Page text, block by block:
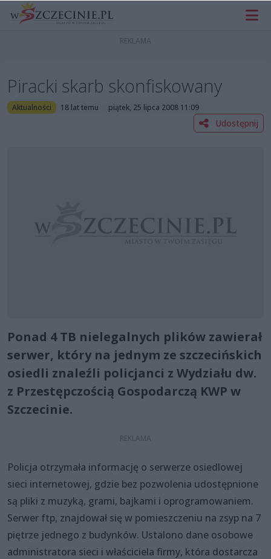
Piracki skarb skonfiskowany
Aktualności 18 lat temu piątek, 25 lipca 2008 11:09
Udostępnij
Ponad 4 TB nielegalnych plików zawierał
serwer, który na jednym ze szczecińskich
osiedli znaleźli policjanci z Wydziału dw.
z Przestępczością Gospodarczą KWP w
Szczecinie.
Policja otrzymała informację o serwerze osiedlowej
sieci internetowej, gdzie bez pozwolenia udostępnione
są pliki z muzyką, grami, bajkami i oprogramowaniem.
Serwer ftp, znajdował się w pomieszczeniu na zsyp na 7
piętrze jednego z budynków. Ustalono dane osobowe
administratora sieci i właściciela firmy, która dostarcza